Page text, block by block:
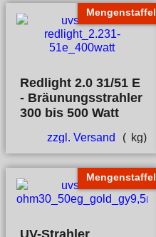
Mengenstaffel
Redlight 2.0 31/51 E
- Bräunungsstrahler
300 bis 500 Watt
zzgl. Versand kg
Mengenstaffel
UV-Strahler